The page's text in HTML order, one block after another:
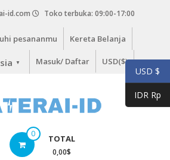
id.com Toko terbuka: 09:00-17:00
pesananmu Kereta Belanja
▼ Masuk/ Daftar USD($)
0 TOTAL
0,00$
USD $
IDR Rp